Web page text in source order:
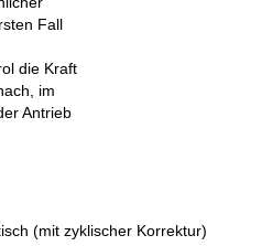
Fall
die Kraft
im
Antrieb
(mit zyklischer Korrektur)